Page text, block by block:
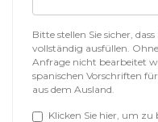
Bitte stellen Sie sicher,
vollständig ausfüllen.
Anfrage nicht bearbeitet
spanischen Vorschriften
aus dem Ausland.
Klicken Sie hier, um zu